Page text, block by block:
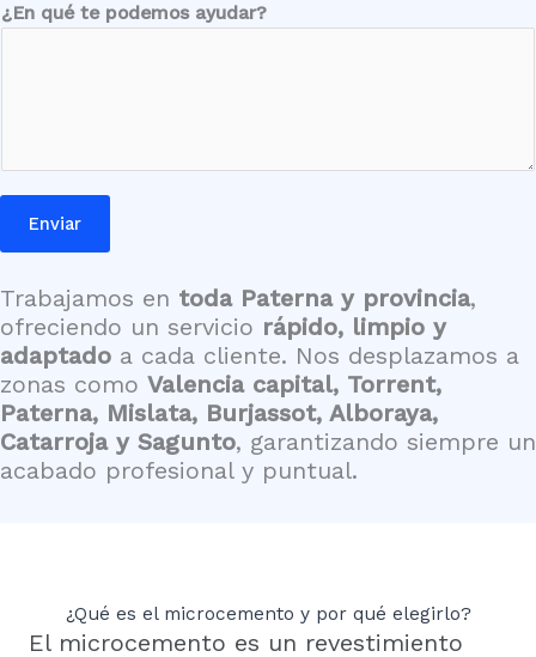
i
o
r
o
*
¿En qué te podemos ayudar?
Enviar
Trabajamos en toda Paterna y provincia,
ofreciendo un servicio rápido, limpio y
adaptado a cada cliente. Nos desplazamos a
zonas como Valencia capital, Torrent,
Paterna, Mislata, Burjassot, Alboraya,
Catarroja y Sagunto, garantizando siempre un
acabado profesional y puntual.
¿Qué es el microcemento y por qué elegirlo?
El microcemento es un revestimiento